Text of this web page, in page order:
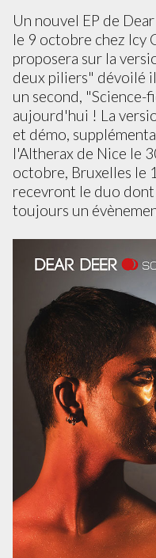
Un nouvel EP de
le 9 octobre chez Icy
proposera sur la
deux piliers" dévoilé
un second, "Science-
aujourd'hui ! La
et démo,
l'Altherax de Nice le
octobre, Bruxelles le
recevront le duo
toujours un